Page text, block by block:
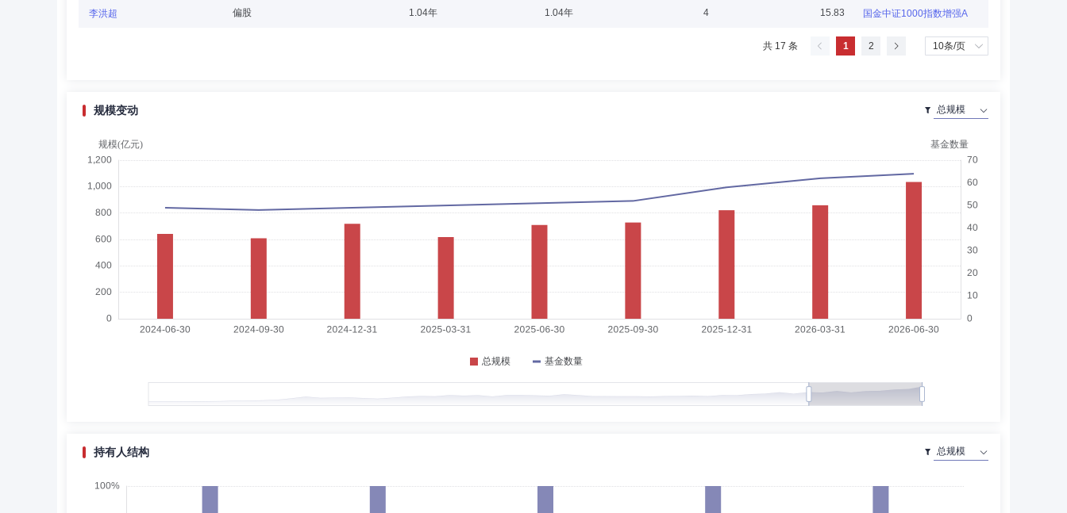
张勇 学历：硕士
张勇先生：硕士，高级经济师。历任中国建设银行北京分行二处副处长，中国建设银行北京信托公司总经理，中国信达资产管理股份有限公司托管清算部总经理，中国金谷国际信托有限责任公司董事长。
鲍卉芳女士：独立董事，法学硕士，律师。历任湖北省郧阳地区法律顾问处律师，最高人民检察院法纪厅书记员，北京市中银律师事务所律师，北京市博宇律师事务所律师，北京市大成律师事务所律师，
北京市同维律师事务所律师。现任北京市康达律师事务所合伙人、律师，国金基金管理有限公司独立董事。
张克东 独立董事 学历：本科 任职日期：2011-11-02
张克东先生：独立董事，学士，注册会计师。历任煤炭工业部技术发展司、煤炭科学研究总院科员、主任科员，中国国际经济咨询公司、中信会计师事务所咨询员、项目经理，中信会计师事务所副主任，
虞志海先生：督察长，学士。历任华西证券上海曲阳路证券营业部电脑部经理，国金证券股份有限公司清算部助理总经理、合规管理部总经理、合规总监助理，国金基金管理有限公司督察长助理。现任国
金基金管理有限公司督察长，上海国金理益财富基金销售有限公司监事。
李洪超 偏股 1.04年 1.04年 4 15.83 国金中证1000指数增强A
共 17 条 1 2
规模变动
持有人结构